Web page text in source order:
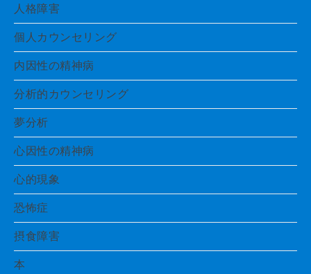
人格障害
個人カウンセリング
内因性の精神病
分析的カウンセリング
夢分析
心因性の精神病
心的現象
恐怖症
摂食障害
本